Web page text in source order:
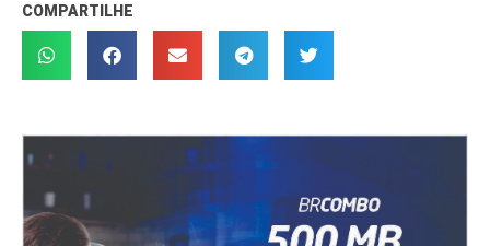
COMPARTILHE